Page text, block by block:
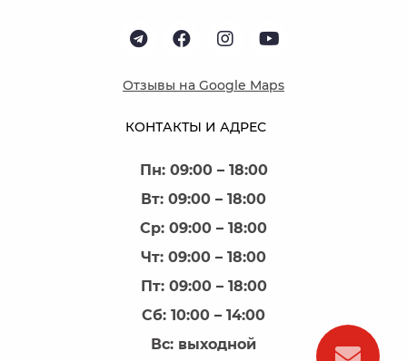
КОНТАКТЫ И АДРЕС
Пн: 09:00 – 18:00
Вт: 09:00 – 18:00
Ср: 09:00 – 18:00
Чт: 09:00 – 18:00
Пт: 09:00 – 18:00
Сб: 10:00 – 14:00
Вс: выходной
Отзывы на Google Maps